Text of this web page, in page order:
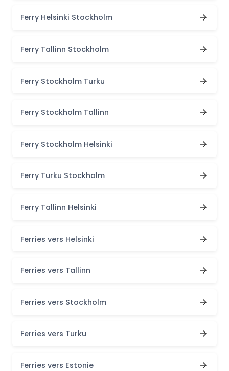
Ferry Helsinki Stockholm
Ferry Tallinn Stockholm
Ferry Stockholm Turku
Ferry Stockholm Tallinn
Ferry Stockholm Helsinki
Ferry Turku Stockholm
Ferry Tallinn Helsinki
Ferries vers Helsinki
Ferries vers Tallinn
Ferries vers Stockholm
Ferries vers Turku
Ferries vers Estonie